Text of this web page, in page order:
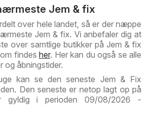
Jem & fix
over hele landet, så er der næppe
Jem & fix. Vi anbefaler dig at
over samtlige butikker på Jem & fix
findes her. Her kan du også se alle
og åbningstider.
kan se den seneste Jem & Fix
Den seneste er netop lagt op på
gyldig i perioden 09/08/2026 -